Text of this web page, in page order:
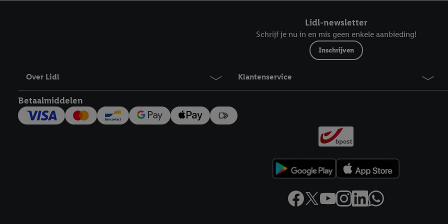
Lidl-newsletter
Schrijf je nu in en mis geen enkele aanbieding!
Inschrijven
Over Lidl Klantenservice
Betaalmiddelen